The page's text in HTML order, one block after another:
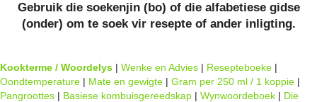
Gebruik die soekenjin (bo) of die alfabetiese gidse
(onder) om te soek vir resepte of ander inligting.
Kookterme / Woordelys | Wenke en Advies | Resepteboeke |
Oondtemperature | Mate en gewigte | Gram per 250 ml / 1 koppie |
Pangroottes | Basiese kombuisgereedskap | Wynwoordeboek | Die